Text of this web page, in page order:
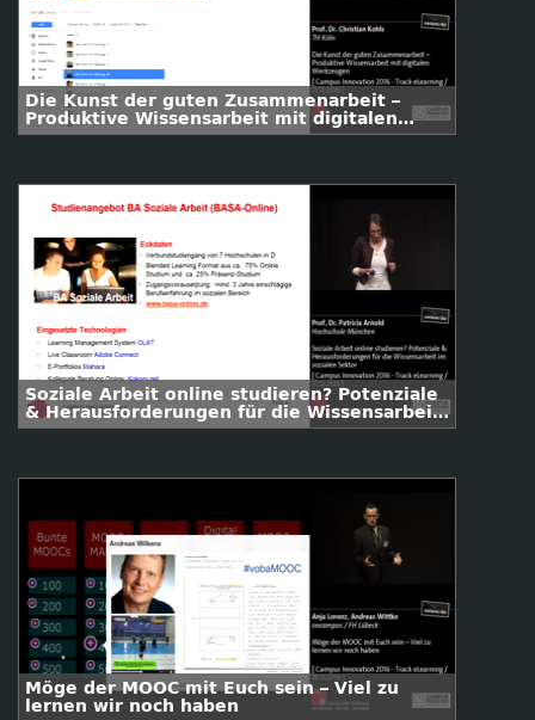
Die Kunst der guten Zusammenarbeit –
Produktive Wissensarbeit mit digitalen
Werkzeugen
Soziale Arbeit online studieren? Potenziale
& Herausforderungen für die Wissensarbeit
im sozialen Sektor
Möge der MOOC mit Euch sein – Viel zu
lernen wir noch haben